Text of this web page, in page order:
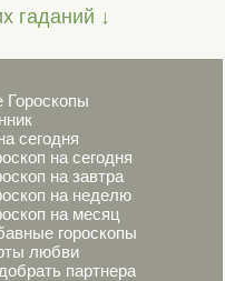
гаданий ↓
Гороскопы
сегодня
на сегодня
на завтра
на неделю
на месяц
гороскопы
любви
партнера